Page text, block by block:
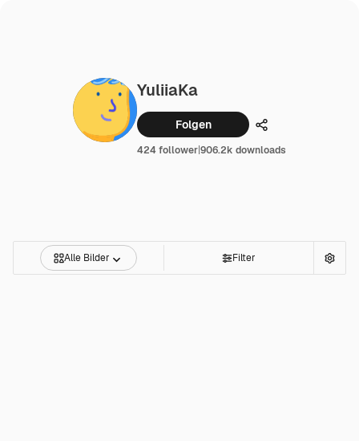
YuliiaKa
Folgen Teilen
424 follower|906.2k downloads
Alle Bilder Filter